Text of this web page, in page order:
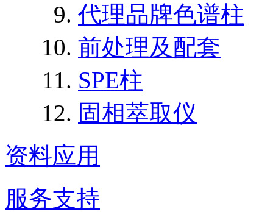
代理品牌色谱柱
前处理及配套
SPE柱
固相萃取仪
资料应用
服务支持